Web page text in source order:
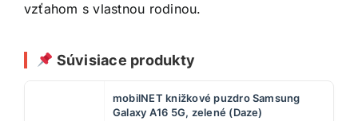
vzťahom s vlastnou rodinou.
Súvisiace produkty
mobilNET knižkové puzdro Samsung
Galaxy A16 5G, zelené (Daze)